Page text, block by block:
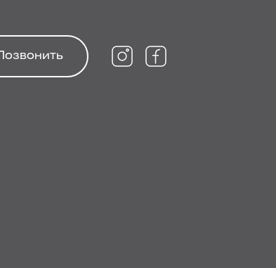
Позвонить